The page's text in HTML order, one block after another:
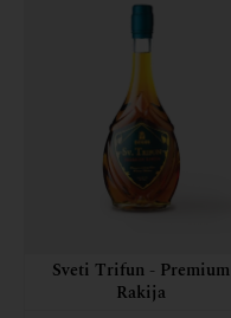
Sveti Trifun - Premium
Rakija